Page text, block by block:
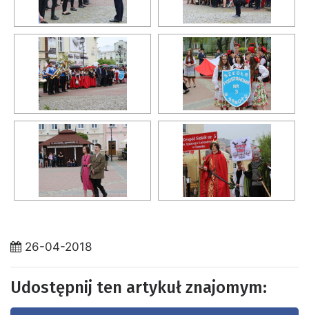
26-04-2018
Udostępnij ten artykuł znajomym: